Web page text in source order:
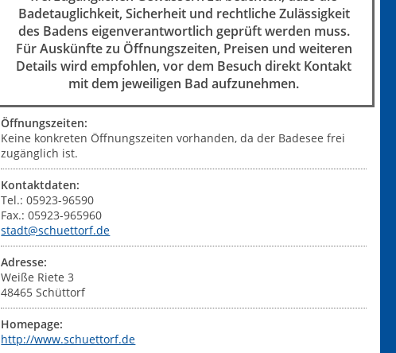
Badetauglichkeit, Sicherheit und rechtliche Zulässigkeit
des Badens eigenverantwortlich geprüft werden muss.
Für Auskünfte zu Öffnungszeiten, Preisen und weiteren
Details wird empfohlen, vor dem Besuch direkt Kontakt
mit dem jeweiligen Bad aufzunehmen.
Öffnungszeiten:
Keine konkreten Öffnungszeiten vorhanden, da der Badesee frei
zugänglich ist.
Kontaktdaten:
Tel.: 05923-96590
Fax.: 05923-965960
stadt@schuettorf.de
Adresse:
Weiße Riete 3
48465 Schüttorf
Homepage:
http://www.schuettorf.de